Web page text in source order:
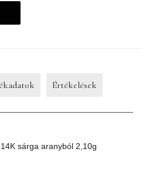
Értékelések
sárga aranyból 2,10g